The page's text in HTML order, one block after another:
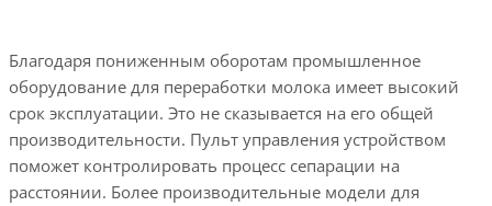
Благодаря пониженным оборотам промышленное
оборудование для переработки молока имеет высокий
срок эксплуатации. Это не сказывается на его общей
производительности. Пульт управления устройством
поможет контролировать процесс сепарации на
расстоянии. Более производительные модели для